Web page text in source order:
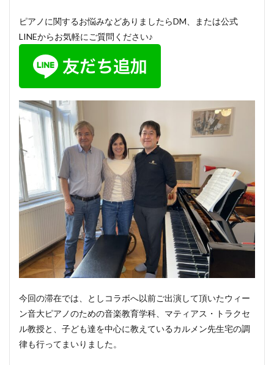
ピアノに関するお悩みなどありましたらDM、または公式
LINEからお気軽にご質問ください♪
今回の滞在では、としコラボへ以前ご出演して頂いたウィー
ン音大ピアノのための音楽教育学科、マティアス・トラクセ
ル教授と、子ども達を中心に教えているカルメン先生宅の調
律も行ってまいりました。